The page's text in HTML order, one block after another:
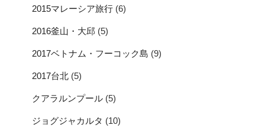
2015マレーシア旅行 (6)
2016釜山・大邱 (5)
2017ベトナム・フーコック島 (9)
2017台北 (5)
クアラルンプール (5)
ジョグジャカルタ (10)